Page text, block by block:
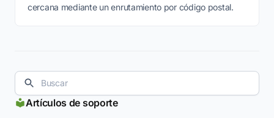
Artículos de soporte
cercana mediante un enrutamiento por código postal.